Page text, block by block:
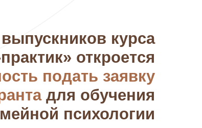
курса
откроется
подать заявку
для обучения
психологии
с